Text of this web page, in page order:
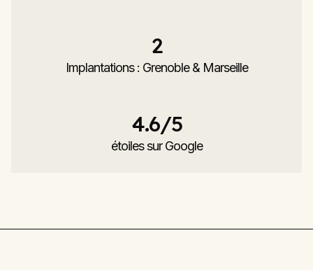
Implantations : Grenoble & Marseille
2
étoiles sur Google
4.6/5